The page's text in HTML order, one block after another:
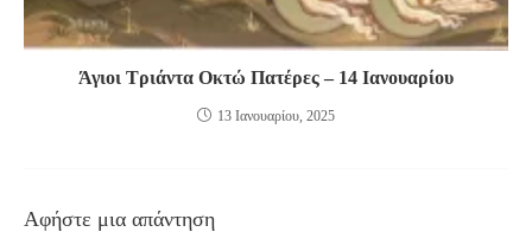
Άγιοι Τριάντα Οκτώ Πατέρες – 14 Ιανουαρίου
13 Ιανουαρίου, 2025
Αφήστε μια απάντηση